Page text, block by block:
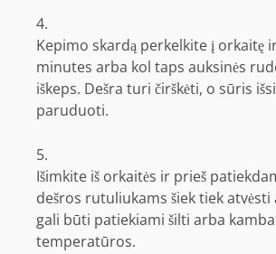
Kepimo skardą perkelkite į orkaitę
minutes arba kol taps auksinės
iškeps. Dešra turi čirškėti, o sūris
paruduoti.
Išimkite iš orkaitės ir prieš
dešros rutuliukams šiek tiek atvėsti
gali būti patiekiami šilti arba
temperatūros.